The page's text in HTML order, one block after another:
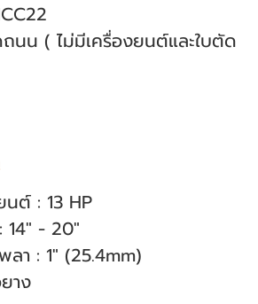
นน ( ไม่มีเครื่องยนต์และใบตัด
นต์ : 13 HP
14" - 20"
ลา : 1" (25.4mm)
าง